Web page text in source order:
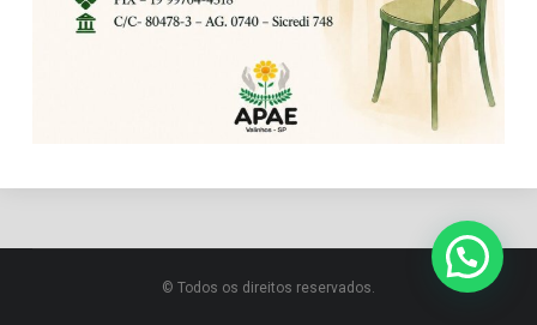
© Todos os direitos reservados.